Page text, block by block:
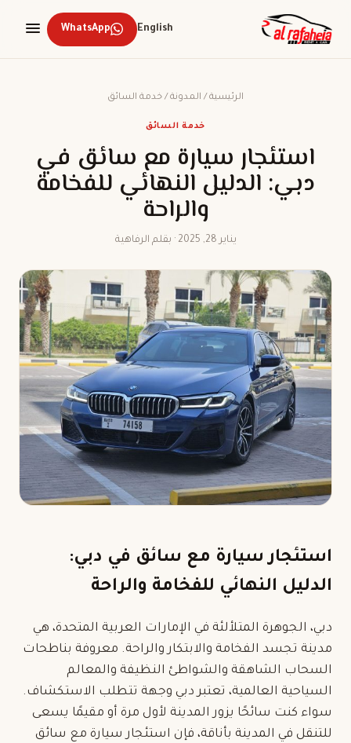
English
WhatsApp
الرئيسية / المدونة / خدمة السائق
خدمة السائق
استئجار سيارة مع سائق في
دبي: الدليل النهائي للفخامة
والراحة
يناير 28, 2025 · بقلم الرفاهية
استئجار سيارة مع سائق في دبي:
الدليل النهائي للفخامة والراحة
دبي، الجوهرة المتلألئة في الإمارات العربية المتحدة، هي
مدينة تجسد الفخامة والابتكار والراحة. معروفة بناطحات
السحاب الشاهقة والشواطئ النظيفة والمعالم
السياحية العالمية، تعتبر دبي وجهة تتطلب الاستكشاف.
سواء كنت سائحًا يزور المدينة لأول مرة أو مقيمًا يسعى
للتنقل في المدينة بأناقة، فإن استئجار سيارة مع سائق